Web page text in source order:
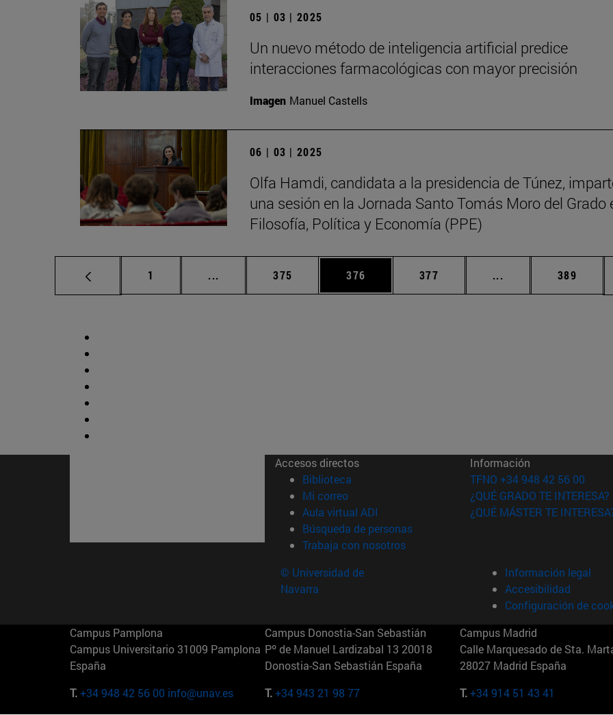
05 | 03 | 2025
Un nuevo método de inteligencia artificial predice
interacciones farmacológicas con mayor precisión
Imagen Manuel Castells
06 | 03 | 2025
Olfa Hamdi, candidata a la presidencia de Túnez,
una sesión en la Jornada Santo Tomás Moro del Grado
Filosofía, Política y Economía (PPE)
Página
1 ... Páginas intermedias Use TAB para desplazarse.
Página
375 Página
376 Página
377 ... Páginas intermedias
Página
389
Accesos directos
Biblioteca (abre en nueva ventana)
Mi correo(abre en nueva ventana)
Aula virtual ADI (abre en nueva ventana)
Búsqueda de personas(abre en nueva ventana)
Trabaja con nosotros(abre en nueva ventana)
Información
TFNO +34 948 42 56 00
¿QUÉ GRADO TE INTERESA?
¿QUÉ MÁSTER TE
© Universidad de
Navarra
Información legal
Accesibilidad
Configuración de
Campus Pamplona
Campus Universitario 31009 Pamplona
España
T.+34 948 42 56 00 info@unav.es
Campus Donostia-San Sebastián
Pº de Manuel Lardizabal 13 20018
Donostia-San Sebastián España
T.+34 943 21 98 77
Campus Madrid
Calle Marquesado de Sta.
28027 Madrid España
T.+34 914 51 43 41